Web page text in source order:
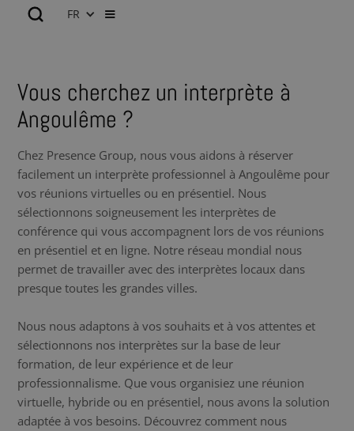
FR
Vous cherchez un interprète à
Angoulême ?
Chez Presence Group, nous vous aidons à réserver
facilement un interprète professionnel à Angoulême pour
vos réunions virtuelles ou en présentiel. Nous
sélectionnons soigneusement les interprètes de
conférence qui vous accompagnent lors de vos réunions
en présentiel et en ligne. Notre réseau mondial nous
permet de travailler avec des interprètes locaux dans
presque toutes les grandes villes.
Nous nous adaptons à vos souhaits et à vos attentes et
sélectionnons nos interprètes sur la base de leur
formation, de leur expérience et de leur
professionnalisme. Que vous organisiez une réunion
virtuelle, hybride ou en présentiel, nous avons la solution
adaptée à vos besoins. Découvrez comment nous